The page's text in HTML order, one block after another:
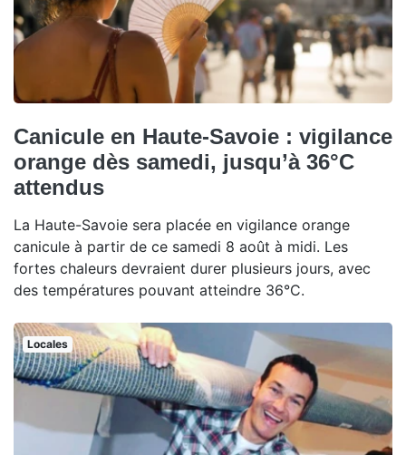
Canicule en Haute-Savoie : vigilance
orange dès samedi, jusqu’à 36°C
attendus
La Haute-Savoie sera placée en vigilance orange
canicule à partir de ce samedi 8 août à midi. Les
fortes chaleurs devraient durer plusieurs jours, avec
des températures pouvant atteindre 36°C.
Locales